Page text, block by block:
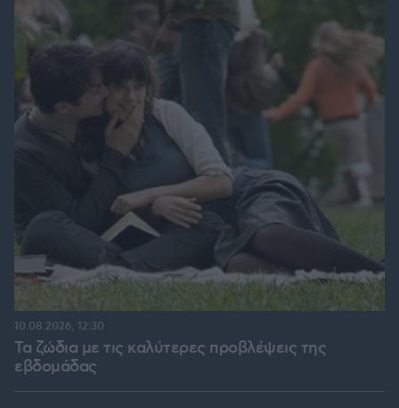
Τα ζώδια με τις καλύτερες προβλέψεις της
εβδομάδας
10.08.2026, 12:30